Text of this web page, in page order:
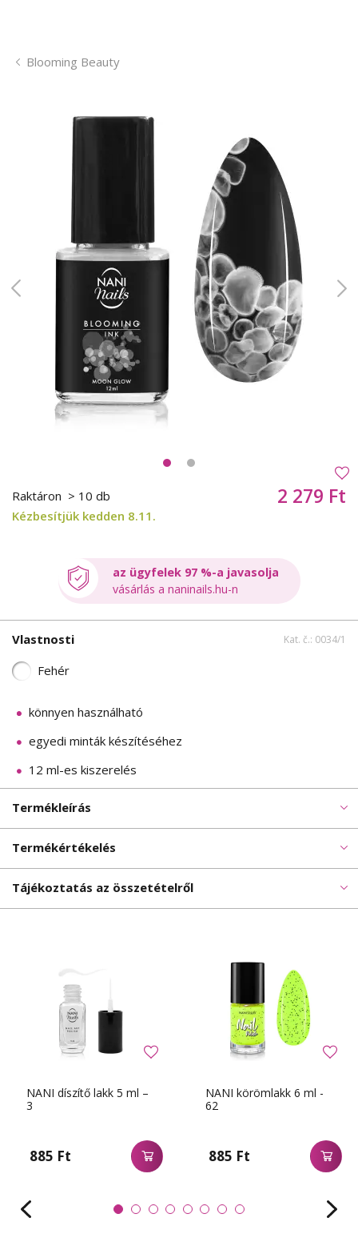
Blooming Beauty
Raktáron > 10 db
Kézbesítjük kedden 8.11.
2 279 Ft
az ügyfelek 97 %-a javasolja
vásárlás a naninails.hu-n
Vlastnosti Kat. č.: 0034/1
Fehér
könnyen használható
egyedi minták készítéséhez
12 ml-es kiszerelés
Termékleírás
Termékértékelés
Tájékoztatás az összetételről
NANI díszítő lakk 5 ml –
3
885 Ft
NANI körömlakk 6 ml -
62
885 Ft